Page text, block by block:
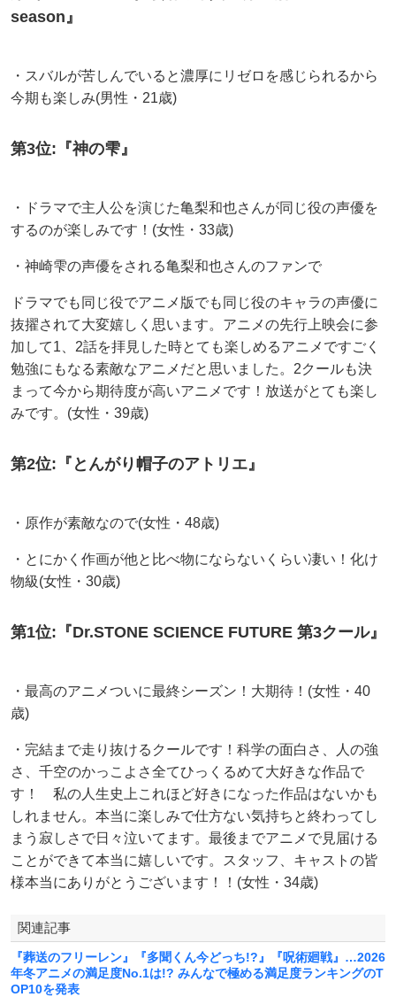
season』
・スバルが苦しんでいると濃厚にリゼロを感じられるから
今期も楽しみ(男性・21歳)
第3位:『神の雫』
・ドラマで主人公を演じた亀梨和也さんが同じ役の声優を
するのが楽しみです！(女性・33歳)
・神崎雫の声優をされる亀梨和也さんのファンで
ドラマでも同じ役でアニメ版でも同じ役のキャラの声優に
抜擢されて大変嬉しく思います。アニメの先行上映会に参
加して1、2話を拝見した時とても楽しめるアニメですごく
勉強にもなる素敵なアニメだと思いました。2クールも決
まって今から期待度が高いアニメです！放送がとても楽し
みです。(女性・39歳)
第2位:『とんがり帽子のアトリエ』
・原作が素敵なので(女性・48歳)
・とにかく作画が他と比べ物にならないくらい凄い！化け
物級(女性・30歳)
第1位:『Dr.STONE SCIENCE FUTURE 第3クール』
・最高のアニメついに最終シーズン！大期待！(女性・40
歳)
・完結まで走り抜けるクールです！科学の面白さ、人の強
さ、千空のかっこよさ全てひっくるめて大好きな作品で
す！ 私の人生史上これほど好きになった作品はないかも
しれません。本当に楽しみで仕方ない気持ちと終わってし
まう寂しさで日々泣いてます。最後までアニメで見届ける
ことができて本当に嬉しいです。スタッフ、キャストの皆
様本当にありがとうございます！！(女性・34歳)
関連記事
『葬送のフリーレン』『多聞くん今どっち!?』『呪術廻戦』…2026
年冬アニメの満足度No.1は!? みんなで極める満足度ランキングのT
OP10を発表